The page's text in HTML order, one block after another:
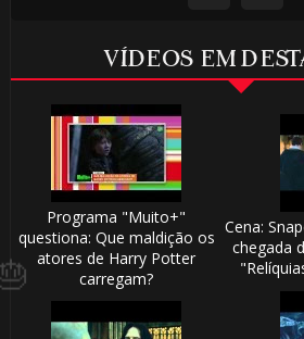
VÍDEOS EM
Programa "Muito+"
questiona: Que maldição os
atores de Harry Potter
carregam?
Cena:
chegada